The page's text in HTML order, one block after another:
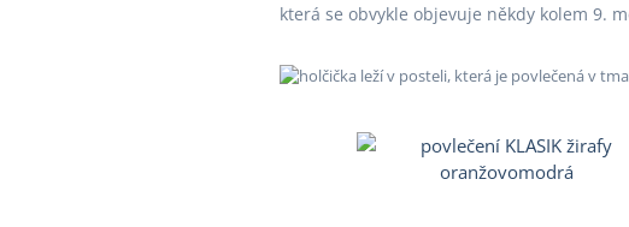
která se obvykle objevuje někdy kolem 9.